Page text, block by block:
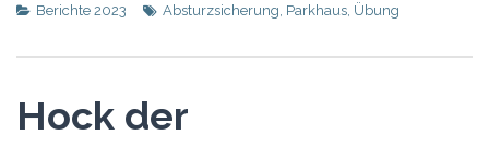
Berichte 2023 Absturzsicherung Parkhaus Übung
Hock der